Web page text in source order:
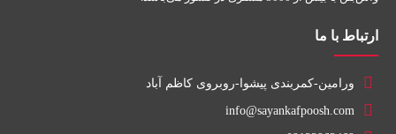
ارتباط با ما
ورامین-کمربندی پیشوا-روبروی کاظم آباد
info@sayankafpoosh.com